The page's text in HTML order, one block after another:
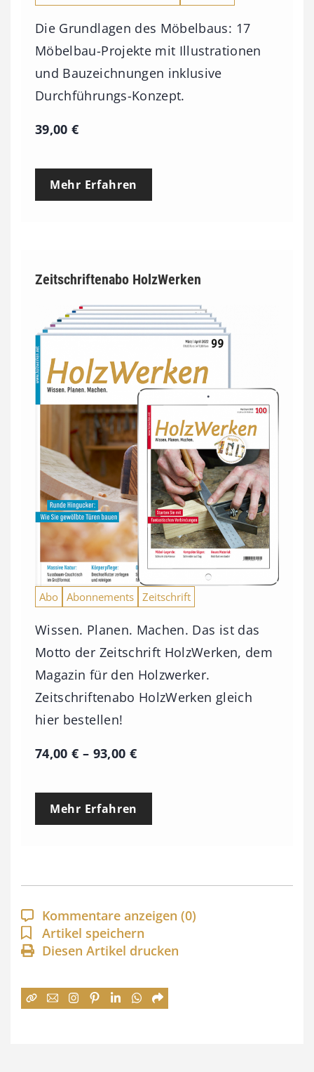
Die Grundlagen des Möbelbaus: 17
Möbelbau-Projekte mit Illustrationen
und Bauzeichnungen inklusive
Durchführungs-Konzept.
39,00€
Mehr Erfahren
Zeitschriftenabo HolzWerken
Abo Abonnements Zeitschrift
Wissen. Planen. Machen. Das ist das
Motto der Zeitschrift HolzWerken, dem
Magazin für den Holzwerker.
Zeitschriftenabo HolzWerken gleich
hier bestellen!
74,00€ – 93,00 €P
e
p
a
n
n
:
Mehr Erfahren
Kommentare anzeigen (0)
Artikel speichern
Diesen Artikel drucken